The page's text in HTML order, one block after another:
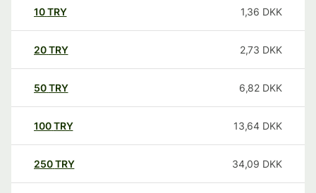
10TRY 1,36 DKK
20TRY 2,73 DKK
50TRY 6,82 DKK
100TRY 13,64 DKK
250TRY 34,09 DKK